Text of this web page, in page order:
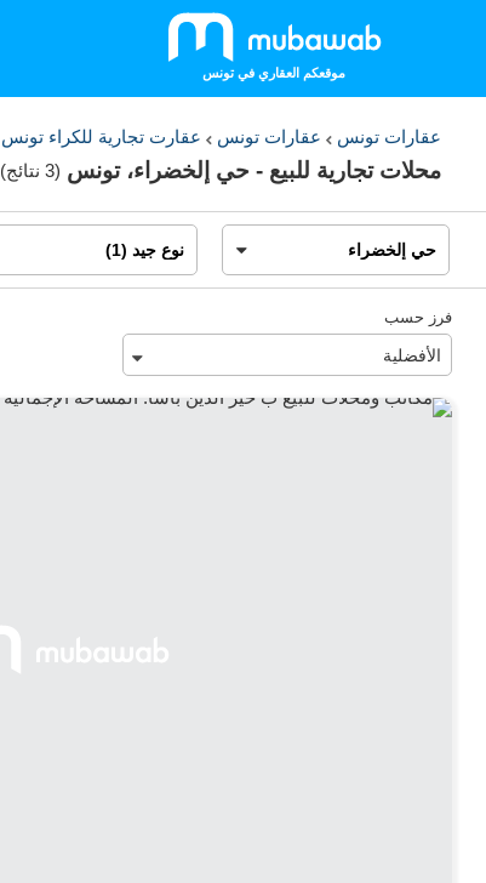
موقعكم العقاري في تونس
عقارات تونس عقارات تونس عقارت تجارية للكراء تونس
محلات تجارية للبيع - حي إلخضراء، تونس (3 نتائج )
فرز حسب